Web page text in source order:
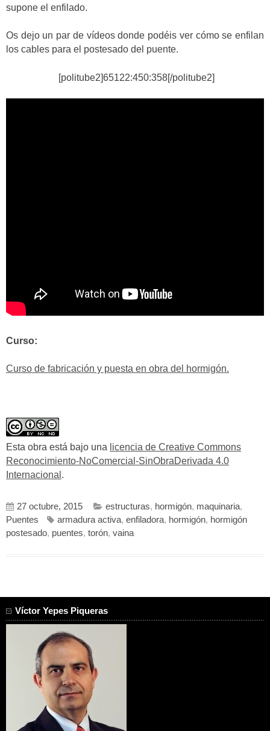
supone el enfilado.
Os dejo un par de vídeos donde podéis ver cómo se enfilan
los cables para el postesado del puente.
[politube2]65122:450:358[/politube2]
Curso:
Curso de fabricación y puesta en obra del hormigón.
Esta obra está bajo una licencia de Creative Commons
Reconocimiento-NoComercial-SinObraDerivada 4.0
Internacional .
27 octubre, 2015 estructuras, hormigón, maquinaria,
Puentes
armadura activa, enfiladora, hormigón, hormigón
postesado, puentes, torón, vaina
Víctor Yepes Piqueras